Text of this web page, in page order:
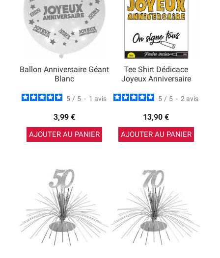
Ballon Anniversaire Géant
Blanc
5 / 5 - 1 avis
3,99 €
AJOUTER AU PANIER
Tee Shirt Dédicace
Joyeux Anniversaire
5 / 5 - 2 avis
13,90 €
AJOUTER AU PANIER